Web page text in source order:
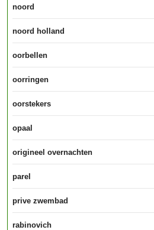
noord
noord holland
oorbellen
oorringen
oorstekers
opaal
origineel overnachten
parel
prive zwembad
rabinovich